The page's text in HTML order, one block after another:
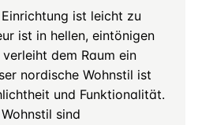
ist leicht zu
ist in hellen, eintönigen
dem Raum ein
nordische Wohnstil ist
und Funktionalität.
sind